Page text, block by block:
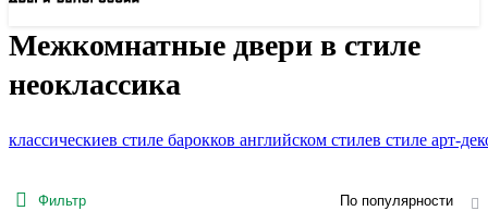
Межкомнатные двери в стиле
неоклассика
классическиев стиле барокков английском стилев стиле арт-
Фильтр По популярности